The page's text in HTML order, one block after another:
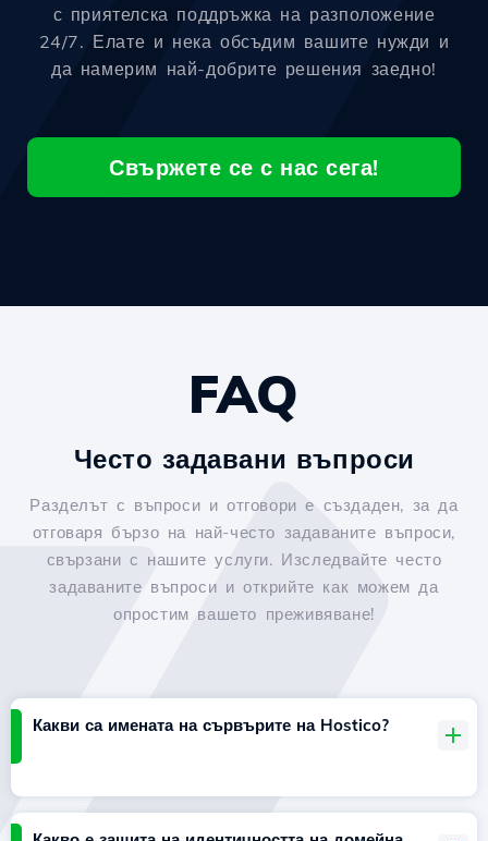
с приятелска поддръжка на разположение
24/7. Елате и нека обсъдим вашите нужди и
да намерим най-добрите решения заедно!
Свържете се с нас сега!
FAQ
Често задавани въпроси
Разделът с въпроси и отговори е създаден, за да
отговаря бързо на най-често задаваните въпроси,
свързани с нашите услуги. Изследвайте често
задаваните въпроси и открийте как можем да
опростим вашето преживяване!
Какви са имената на сървърите на Hostico?